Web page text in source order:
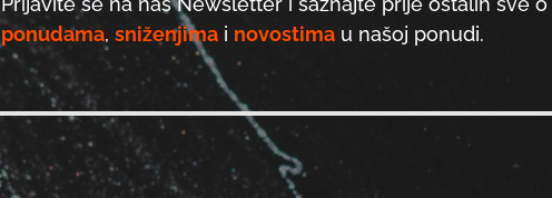
ponudama, sniženjimai novostimau našoj ponudi.